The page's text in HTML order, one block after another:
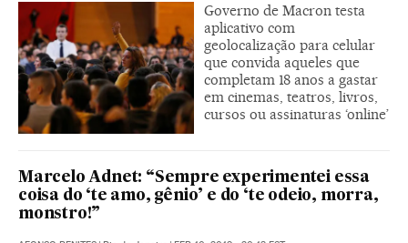
Governo de Macron testa
aplicativo com
geolocalização para celular
que convida aqueles que
completam 18 anos a gastar
em cinemas, teatros, livros,
cursos ou assinaturas ‘online’
Marcelo Adnet: “Sempre experimentei essa
coisa do ‘te amo, gênio’ e do ‘te odeio, morra,
monstro!”